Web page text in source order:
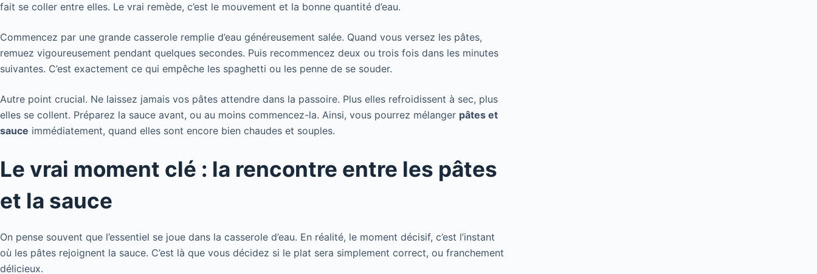
fait se coller entre elles. Le vrai remède, c’est le mouvement et la bonne quantité d’eau.
Commencez par une grande casserole remplie d’eau généreusement salée. Quand vous versez les pâtes,
remuez vigoureusement pendant quelques secondes. Puis recommencez deux ou trois fois dans les minutes
suivantes. C’est exactement ce qui empêche les spaghetti ou les penne de se souder.
Autre point crucial. Ne laissez jamais vos pâtes attendre dans la passoire. Plus elles refroidissent à sec, plus
elles se collent. Préparez la sauce avant, ou au moins commencez-la. Ainsi, vous pourrez mélanger pâtes et
sauce immédiatement, quand elles sont encore bien chaudes et souples.
Le vrai moment clé : la rencontre entre les pâtes
et la sauce
On pense souvent que l’essentiel se joue dans la casserole d’eau. En réalité, le moment décisif, c’est l’instant
où les pâtes rejoignent la sauce. C’est là que vous décidez si le plat sera simplement correct, ou franchement
délicieux.